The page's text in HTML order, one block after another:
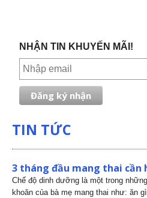
NHẬN TIN KHUYẾN MÃI!
TIN TỨC
3 tháng đầu mang thai cần
Chế độ dinh dưỡng là một trong
khoăn của bà mẹ mang thai như: ăn